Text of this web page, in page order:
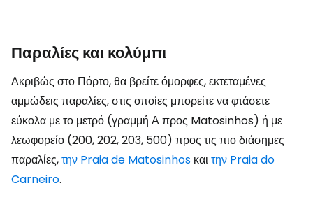
Παραλίες και κολύμπι
Ακριβώς στο Πόρτο, θα βρείτε όμορφες, εκτεταμένες
αμμώδεις παραλίες, στις οποίες μπορείτε να φτάσετε
εύκολα με το μετρό (γραμμή Α προς Matosinhos) ή με
λεωφορείο (200, 202, 203, 500) προς τις πιο διάσημες
παραλίες,την Praia de Matosinhos και την Praia do
Carneiro.